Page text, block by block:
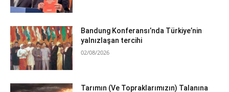
Bandung Konferansı’nda Türkiye’nin
yalnızlaşan tercihi
02/08/2026
Tarımın (Ve Topraklarımızın) Talanına